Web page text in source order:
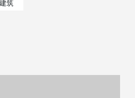
筑